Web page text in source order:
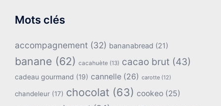
Mots clés
accompagnement (32) bananabread (21)
banane (62) cacahuète (13) cacao brut (43)
cadeau gourmand (19) cannelle (26) carotte (12)
chandeleur (17) chocolat (63) cookeo (25)